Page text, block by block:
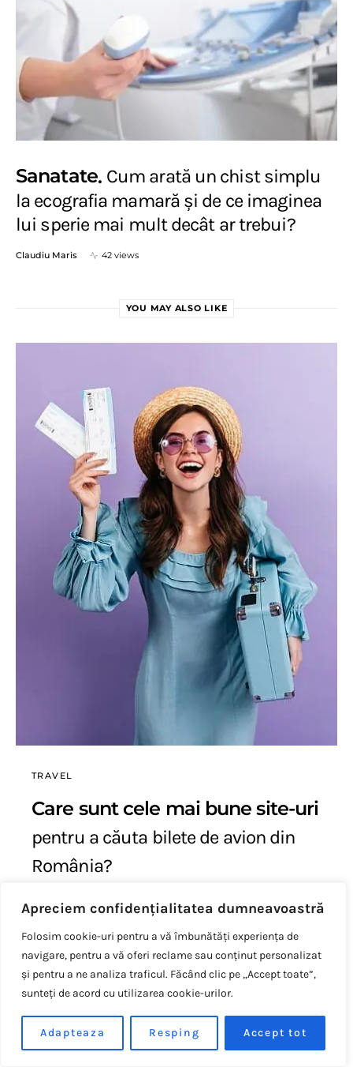
Apreciem confidențialitatea dumneavoastră
Folosim cookie-uri pentru a vă îmbunătăți experiența de
navigare, pentru a vă oferi reclame sau conținut personalizat
și pentru a ne analiza traficul. Făcând clic pe „Accept toate”,
sunteți de acord cu utilizarea cookie-urilor.
Adapteaza Resping Accept tot
Sanatate Cum arată un chist simplu
la ecografia mamară și de ce imaginea
lui sperie mai mult decât ar trebui?
Claudiu Maris 42 views
YOU MAY ALSO LIKE
TRAVEL
Care sunt cele mai bune site-uri
pentru a căuta bilete de avion din
România?
ametitoare, posibilitățile de a călători au devenit din ce…
CITESTE TOT